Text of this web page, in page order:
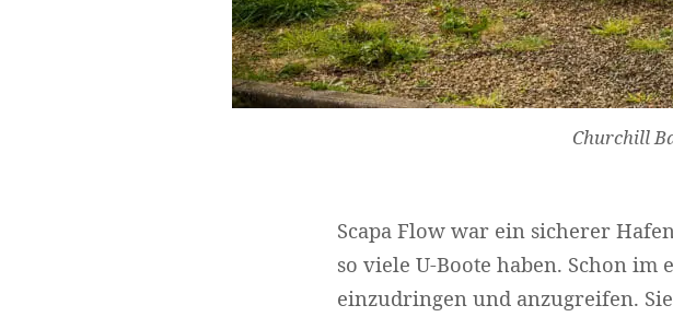
Churchill
Scapa Flow war ein sicherer
so viele U-Boote haben. Schon
einzudringen und anzugreifen.